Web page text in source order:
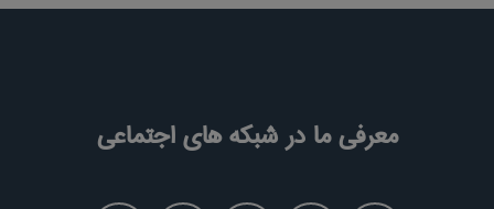
معرفی ما در شبکه های اجتماعی